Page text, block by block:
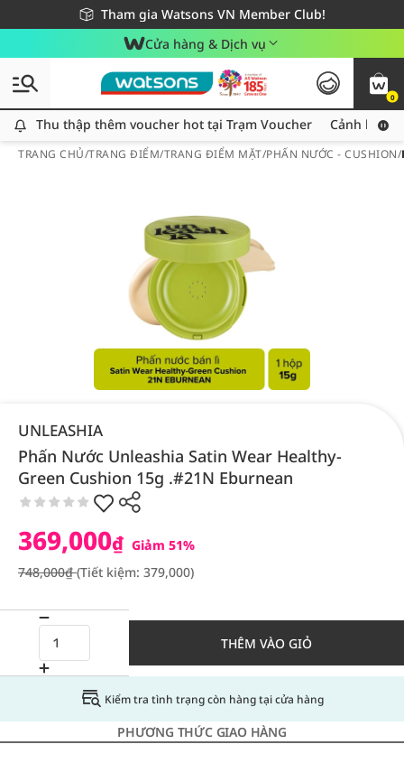
Tham gia Watsons VN Member Club!
Miễn phí giao hàng cho đơn hàng từ 249,000Đ
Giao hàng nhanh 24h - Áp dụng khu vực TP. Hồ Chí Minh
Cửa hàng & Dịch vụ
0
Thu thập thêm voucher hot tại Trạm Voucher
Thu thập thêm voucher hot tại Trạm Voucher Cảnh báo
TRANG CHỦ/TRANG ĐIỂM/TRANG ĐIỂM MẶT/PHẤN NƯỚC - CUSHION/
UNLEASHIA
Phấn Nước Unleashia Satin Wear Healthy-
Green Cushion 15g .#21N Eburnean
369,000₫ Giảm 51%
748,000₫(Tiết kiệm: 379,000)
THÊM VÀO GIỎ
Kiểm tra tình trạng còn hàng tại cửa hàng
PHƯƠNG THỨC GIAO HÀNG